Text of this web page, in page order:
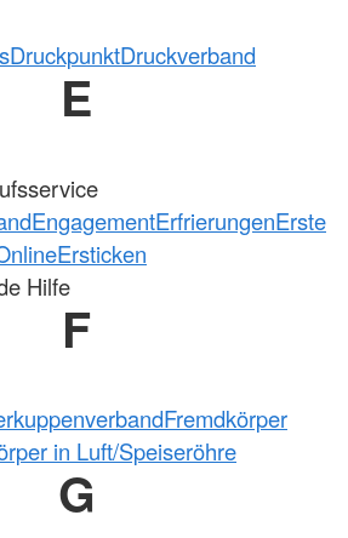
DruckpunktDruckverband
E
EngagementErfrierungenErste
Ersticken
Hilfe
F
Fremdkörper
in Luft/Speiseröhre
G